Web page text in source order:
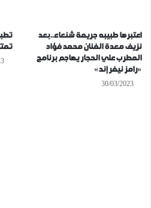
اعتبرها طبيبه جريمة شنعاء..بعد
نزيف معدة الفنان محمد فؤاد
المطرب علي الحجار يهاجم برنامج
«رامز نيفر إند»
30/03/2023